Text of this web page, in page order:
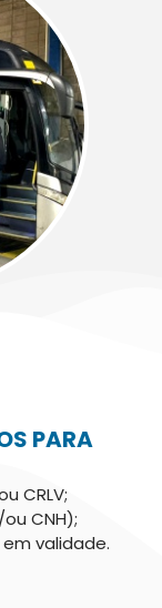
PARA
CRLV;
CNH);
validade.